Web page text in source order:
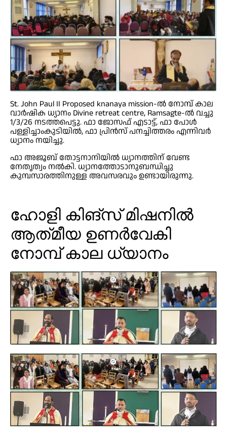
St. John Paul II Proposed knanaya mission-ൽ നോമ്പ് കാല
വാർഷിക ധ്യാനം Divine retreat centre, Ramsagte-ൽ വച്ചു
1/3/26 നടത്തപെട്ടു. ഫാ ജോസഫ് എടാട്ട്, ഫാ പോൾ
പള്ളിച്ചാംകുടിയിൽ, ഫാ പ്രിൻസ് പനച്ചിത്തരം എന്നിവർ
ധ്യാനം നയിച്ചു.
ഫാ അജൂബ് തോട്ടനാനിയിൽ ധ്യാനത്തിന് വേണ്ട
നേതൃത്വം നൽകി. ധ്യാനത്തോടാനുബന്ധിച്ചു
കുമ്പസാരത്തിനുള്ള അവസരവും ഉണ്ടായിരുന്നു.
ഹോളി കിങ്‌സ് മിഷനിൽ
ആത്‌മീയ ഉണർവേകി
നോമ്പ് കാല ധ്യാനം